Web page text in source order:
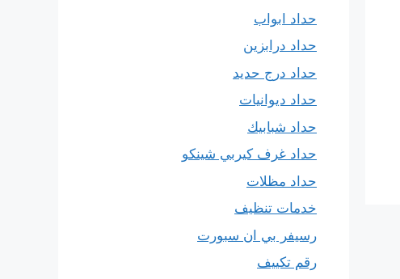
حداد ابواب
حداد درابزين
حداد درج حديد
حداد ديوانيات
حداد شبابيك
حداد غرف كيربي شينكو
حداد مظلات
خدمات تنظيف
رسيفر بي ان سبورت
رقم تكييف